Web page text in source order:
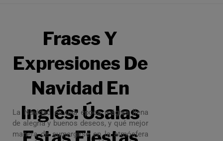
Frases Y
Expresiones De
Navidad En
Inglés: Úsalas
La Navidad es una época mágica llena
de alegría y buenos deseos, y qué mejor
manera de sumergirse en la atmósfera